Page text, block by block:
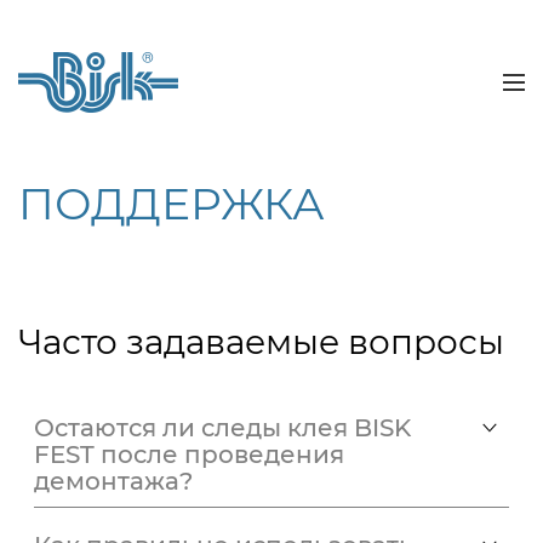
ПОДДЕРЖКА
Часто задаваемые вопросы
Остаются ли следы клея BISK
FEST после проведения
демонтажа?